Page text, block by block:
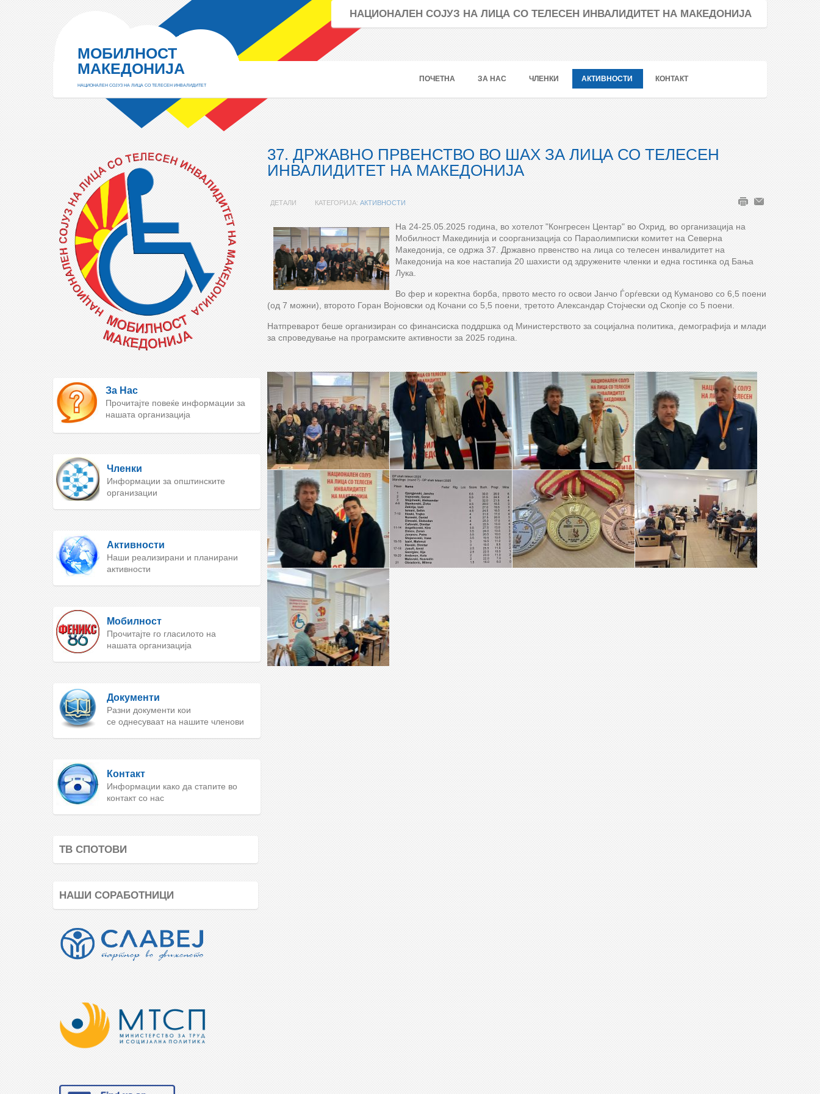
НАЦИОНАЛЕН СОЈУЗ НА ЛИЦА СО ТЕЛЕСЕН ИНВАЛИДИТЕТ НА МАКЕДОНИЈА
МОБИЛНОСТ
МАКЕДОНИЈА
НАЦИОНАЛЕН СОЈУЗ НА ЛИЦА СО ТЕЛЕСЕН ИНВАЛИДИТЕТ
ПОЧЕТНА ЗА НАС ЧЛЕНКИ АКТИВНОСТИ КОНТАКТ
За Нас
Прочитајте повеќе информации за
нашата организација
Членки
Информации за општинските
организации
Активности
Наши реализирани и планирани
активности
Мобилност
Прочитајте го гласилото на
нашата организација
Документи
Разни документи кои
се однесуваат на нашите членови
Контакт
Информации како да стапите во
контакт со нас
ТВ СПОТОВИ
НАШИ СОРАБОТНИЦИ
37. ДРЖАВНО ПРВЕНСТВО ВО ШАХ ЗА ЛИЦА СО ТЕЛЕСЕН
ИНВАЛИДИТЕТ НА МАКЕДОНИЈА
ДЕТАЛИ КАТЕГОРИЈА: АКТИВНОСТИ
На 24-25.05.2025 година, во хотелот "Конгресен Центар" во Охрид, во организација на
Мобилност Макединија и соорганизација со Параолимписки комитет на Северна
Македонија, се одржа 37. Државно првенство на лица со телесен инвалидитет на
Македонија на кое настапија 20 шахисти од здружените членки и една гостинка од Бања
Лука.
Во фер и коректна борба, првото место го освои Јанчо Ѓорѓевски од Куманово со 6,5 поени
(од 7 можни), второто Горан Војновски од Кочани со 5,5 поени, третото Александар Стојчески од Скопје со 5 поени.
Натпреварот беше организиран со финансиска поддршка од Министерството за социјална политика, демографија и млади
за спроведување на програмските активности за 2025 година.